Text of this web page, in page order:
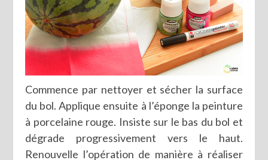
Commence par nettoyer et sécher la surface
du bol. Applique ensuite à l’éponge la peinture
à porcelaine rouge. Insiste sur le bas du bol et
dégrade progressivement vers le haut.
Renouvelle l’opération de manière à réaliser